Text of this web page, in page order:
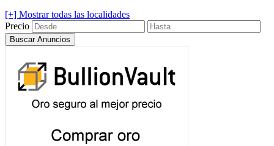
[+] Mostrar todas las localidades
Precio